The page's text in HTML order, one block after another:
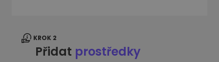
KROK 2
Přidat prostředky